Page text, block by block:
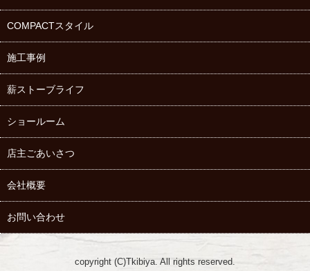
COMPACTスタイル
施工事例
薪ストーブライフ
ショールーム
店主ごあいさつ
会社概要
お問い合わせ
copyright (C)Tkibiya. All rights reserved.